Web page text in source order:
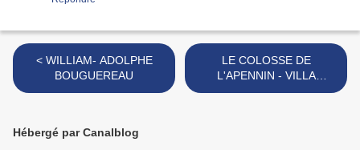
< WILLIAM- ADOLPHE
BOUGUEREAU
LE COLOSSE DE
L'APENNIN - VILLA
PRATOLINO - FLORENCE
Hébergé par Canalblog